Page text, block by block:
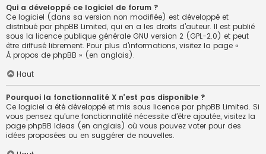
Qui a développé ce logiciel de forum ?
Ce logiciel (dans sa version non modifiée) est développé et
distribué par phpBB Limited, qui en a les droits d’auteur. Il est publié
sous la licence publique générale GNU version 2 (GPL-2.0) et peut
être diffusé librement. Pour plus d’informations, visitez la page «
À propos de phpBB » (en anglais).
Haut
Pourquoi la fonctionnalité X n’est pas disponible ?
Ce logiciel a été développé et mis sous licence par phpBB Limited. Si
vous pensez qu’une fonctionnalité nécessite d’être ajoutée, visitez la
page phpBB Ideas (en anglais) où vous pouvez voter pour des
idées proposées ou en suggérer de nouvelles.